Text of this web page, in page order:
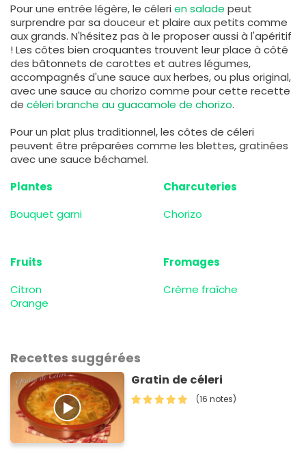
Pour une entrée légère, le céleri en salade peut
surprendre par sa douceur et plaire aux petits comme
aux grands. N'hésitez pas à le proposer aussi à l'apéritif
! Les côtes bien croquantes trouvent leur place à côté
des bâtonnets de carottes et autres légumes,
accompagnés d'une sauce aux herbes, ou plus original,
avec une sauce au chorizo comme pour cette recette
de céleri branche au guacamole de chorizo.
Pour un plat plus traditionnel, les côtes de céleri
peuvent être préparées comme les blettes, gratinées
avec une sauce béchamel.
Plantes
Bouquet garni
Charcuteries
Chorizo
Fruits
Citron
Orange
Fromages
Crème fraîche
Recettes suggérées
Gratin de céleri
(16 notes)